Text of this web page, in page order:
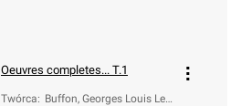
Oeuvres completes... T.1
Twórca: Buffon, Georges Louis Lec